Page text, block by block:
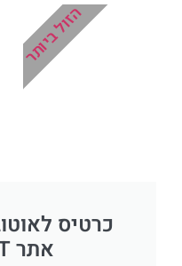
כרטיס
אתר HEADOUT
הזול ביותר